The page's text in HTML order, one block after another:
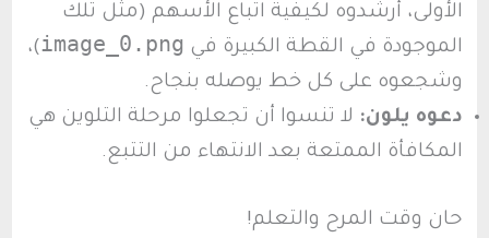
الأولى، أرشدوه لكيفية اتباع الأسهم (مثل تلك
الموجودة في القطة الكبيرة في image_0.png)،
وشجعوه على كل خط يوصله بنجاح.
دعوه يلون: لا تنسوا أن تجعلوا مرحلة التلوين هي
المكافأة الممتعة بعد الانتهاء من التتبع.
حان وقت المرح والتعلم!